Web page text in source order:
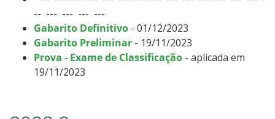
-- --- --- --- ---
Gabarito Definitivo - 01/12/2023
Gabarito Preliminar - 19/11/2023
Prova - Exame de Classificação - aplicada em
19/11/2023